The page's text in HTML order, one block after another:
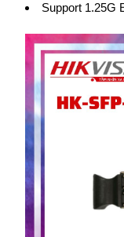
Support 1.25G